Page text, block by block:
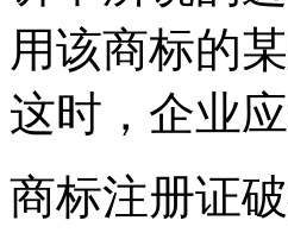
用该商标的
这时，企业
商标注册证